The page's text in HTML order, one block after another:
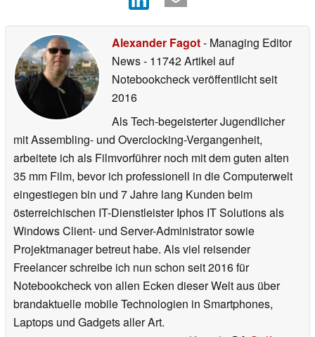
Alexander Fagot- Managing Editor
News- 11742 Artikel auf
Notebookcheck veröffentlichtseit
2016
Als Tech-begeisterter Jugendlicher
mit Assembling- und Overclocking-Vergangenheit,
arbeitete ich als Filmvorführer noch mit dem guten alten
35 mm Film, bevor ich professionell in die Computerwelt
eingestiegen bin und 7 Jahre lang Kunden beim
österreichischen IT-Dienstleister Iphos IT Solutions als
Windows Client- und Server-Administrator sowie
Projektmanager betreut habe. Als viel reisender
Freelancer schreibe ich nun schon seit 2016 für
Notebookcheck von allen Ecken dieser Welt aus über
brandaktuelle mobile Technologien in Smartphones,
Laptops und Gadgets aller Art.